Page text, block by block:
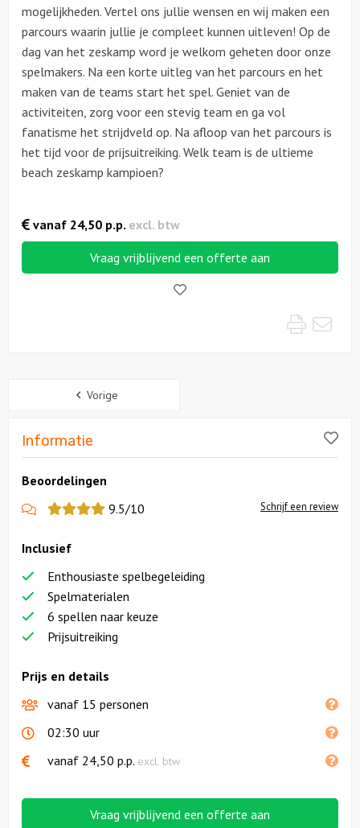
Wandelingen
Fietstochten
Segwaytours
Solextours
Locaties
Themafeesten
Dinnershows
mogelijkheden. Vertel ons jullie wensen en wij maken een
parcours waarin jullie je compleet kunnen uitleven! Op de
dag van het zeskamp word je welkom geheten door onze
spelmakers. Na een korte uitleg van het parcours en het
maken van de teams start het spel. Geniet van de
activiteiten, zorg voor een stevig team en ga vol
fanatisme het strijdveld op. Na afloop van het parcours is
het tijd voor de prijsuitreiking. Welk team is de ultieme
beach zeskamp kampioen?
Vraag vrijblijvend een offerte aan
Like!
vanaf 24,50 p.p. excl. btw
Print
Vorige
Informatie
Beoordelingen
9.5/10
Schrijf een review
Prijs en details
vanaf 15 personen
02:30 uur
vanaf 24,50 p.p. excl. btw
Inclusief
Enthousiaste spelbegeleiding
Spelmaterialen
6 spellen naar keuze
Prijsuitreiking
Vraag vrijblijvend een offerte aan